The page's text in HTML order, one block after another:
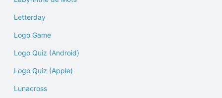
Letterday
Logo Game
Logo Quiz (Android)
Logo Quiz (Apple)
Lunacross